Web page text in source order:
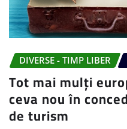
DIVERSE - TIMP LIBER
Tot mai mulți
ceva nou în
de turism